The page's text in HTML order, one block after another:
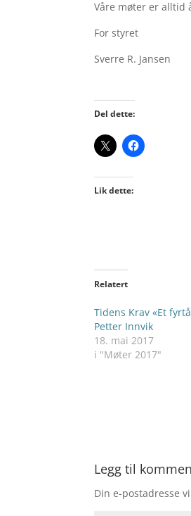
Våre møter er alltid
For styret
Sverre R. Jansen
Del dette:
Lik dette:
Relatert
Tidens Krav «Et
Petter Innvik
18. mai 2017
i "Møter 2017"
Legg til
Din e-postadresse